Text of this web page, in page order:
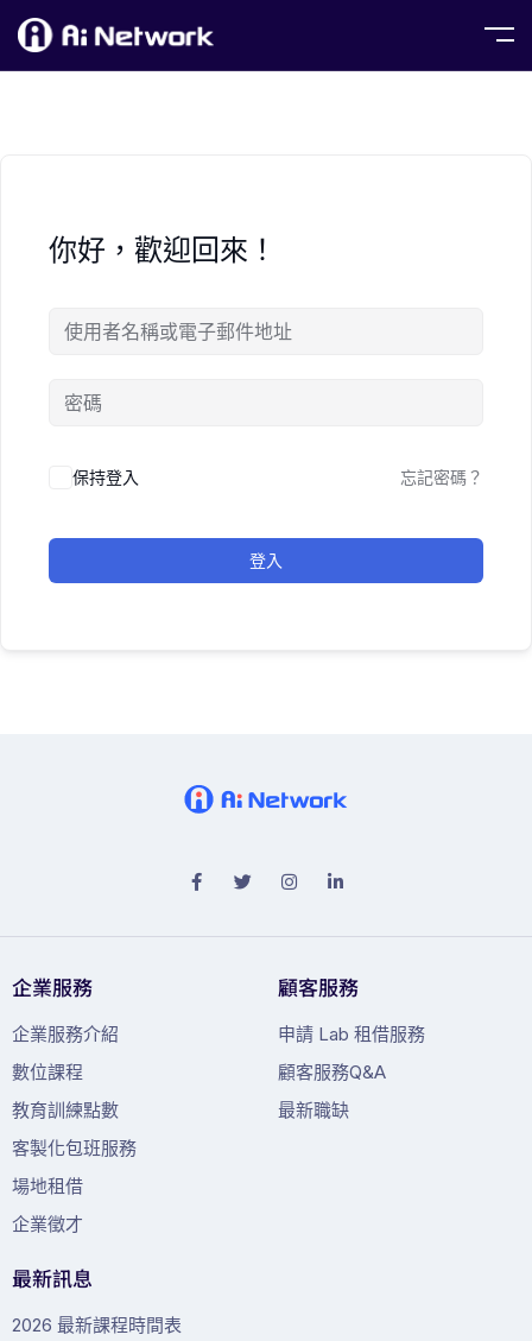
你好，歡迎回來！
保持登入 忘記密碼？
登入
企業服務
企業服務介紹
數位課程
教育訓練點數
客製化包班服務
場地租借
企業徵才
顧客服務
申請 Lab 租借服務
顧客服務Q&A
最新職缺
最新訊息
2026 最新課程時間表